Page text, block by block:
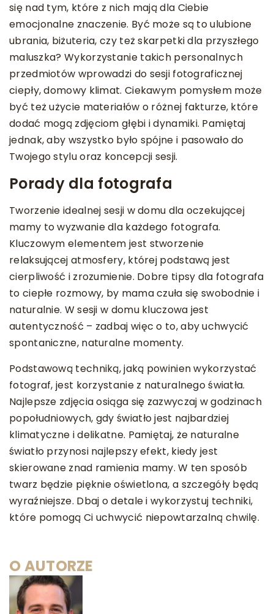
się nad tym, które z nich mają dla Ciebie
emocjonalne znaczenie. Być może są to ulubione
ubrania, biżuteria, czy też skarpetki dla przyszłego
maluszka? Wykorzystanie takich personalnych
przedmiotów wprowadzi do sesji fotograficznej
ciepły, domowy klimat. Ciekawym pomysłem może
być też użycie materiałów o różnej fakturze, które
dodać mogą zdjęciom głębi i dynamiki. Pamiętaj
jednak, aby wszystko było spójne i pasowało do
Twojego stylu oraz koncepcji sesji.
Porady dla fotografa
Tworzenie idealnej sesji w domu dla oczekującej
mamy to wyzwanie dla każdego fotografa.
Kluczowym elementem jest stworzenie
relaksującej atmosfery, której podstawą jest
cierpliwość i zrozumienie. Dobre tipsy dla fotografa
to ciepłe rozmowy, by mama czuła się swobodnie i
naturalnie. W sesji w domu kluczowa jest
autentyczność – zadbaj więc o to, aby uchwycić
spontaniczne, naturalne momenty.
Podstawową techniką, jaką powinien wykorzystać
fotograf, jest korzystanie z naturalnego światła.
Najlepsze zdjęcia osiąga się zazwyczaj w godzinach
popołudniowych, gdy światło jest najbardziej
klimatyczne i delikatne. Pamiętaj, że naturalne
światło przynosi najlepszy efekt, kiedy jest
skierowane znad ramienia mamy. W ten sposób
twarz będzie pięknie oświetlona, a szczegóły będą
wyraźniejsze. Dbaj o detale i wykorzystuj techniki,
które pomogą Ci uchwycić niepowtarzalną chwilę.
O AUTORZE